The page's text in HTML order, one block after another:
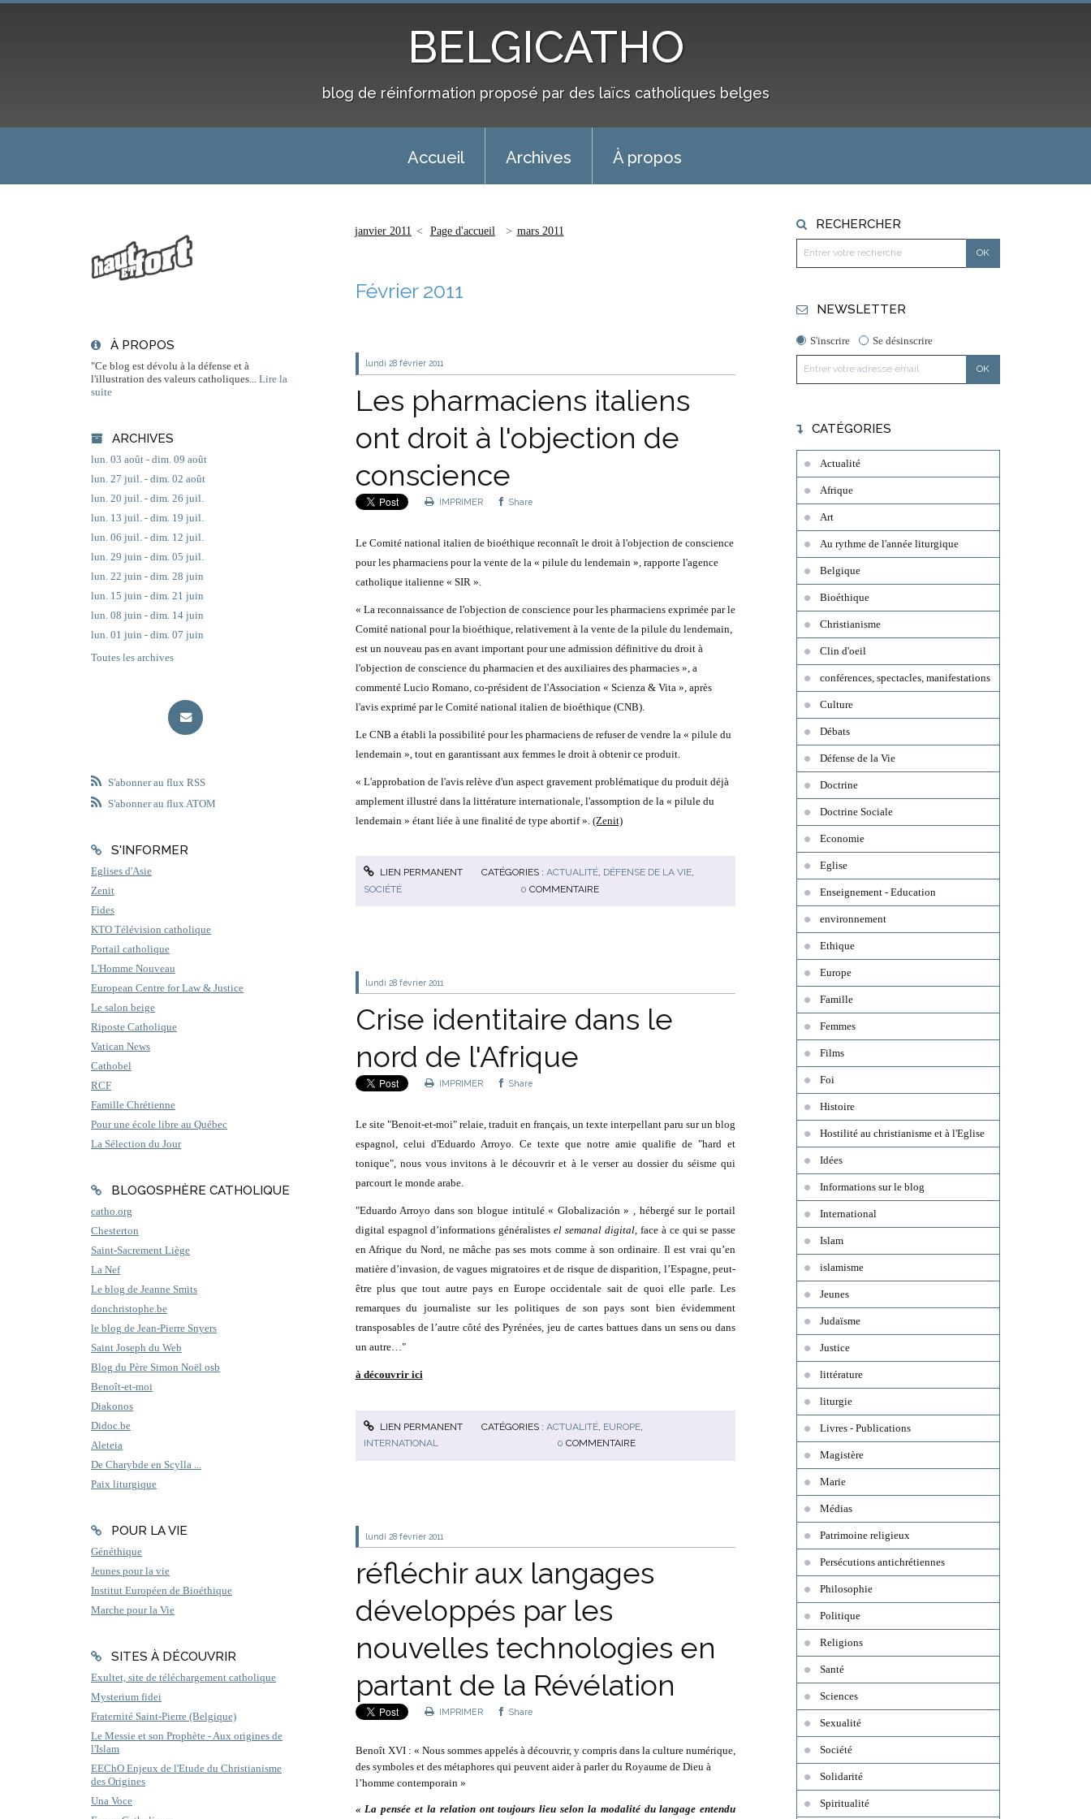
BELGICATHO
blog de réinformation proposé par des laïcs catholiques belges
Accueil Archives À propos
À PROPOS
"Ce blog est dévolu à la défense et à
l'illustration des valeurs catholiques...
Lire la
suite
ARCHIVES
lun. 03 août - dim. 09 août
lun. 27 juil. - dim. 02 août
lun. 20 juil. - dim. 26 juil.
lun. 13 juil. - dim. 19 juil.
lun. 06 juil. - dim. 12 juil.
lun. 29 juin - dim. 05 juil.
lun. 22 juin - dim. 28 juin
lun. 15 juin - dim. 21 juin
lun. 08 juin - dim. 14 juin
lun. 01 juin - dim. 07 juin
Toutes les archives
S'abonner au flux RSS
S'abonner au flux ATOM
S'INFORMER
Eglises d'Asie
Zenit
Fides
KTO Télévision catholique
Portail catholique
L'Homme Nouveau
European Centre for Law & Justice
Le salon beige
Riposte Catholique
Vatican News
Cathobel
RCF
Famille Chrétienne
Pour une école libre au Québec
La Sélection du Jour
BLOGOSPHÈRE CATHOLIQUE
catho.org
Chesterton
Saint-Sacrement Liège
La Nef
Le blog de Jeanne Smits
donchristophe.be
le blog de Jean-Pierre Snyers
Saint Joseph du Web
Blog du Père Simon Noël osb
Benoît-et-moi
Diakonos
Didoc.be
Aleteia
De Charybde en Scylla ...
Paix liturgique
POUR LA VIE
Généthique
Jeunes pour la vie
Institut Européen de Bioéthique
Marche pour la Vie
SITES À DÉCOUVRIR
Exultet, site de téléchargement catholique
Mysterium fidei
Fraternité Saint-Pierre (Belgique)
Le Messie et son Prophète - Aux origines de
l'Islam
EEChO Enjeux de l'Etude du Christianisme
des Origines
Una Voce
janvier 2011 Page d'accueil mars 2011
Février 2011
lundi 28 février 2011
Les pharmaciens italiens
ont droit à l'objection de
conscience
IMPRIMER Share
Le Comité national italien de bioéthique reconnaît le droit à l'objection de conscience
pour les pharmaciens pour la vente de la « pilule du lendemain », rapporte l'agence
catholique italienne « SIR ».
« La reconnaissance de l'objection de conscience pour les pharmaciens exprimée par le
Comité national pour la bioéthique, relativement à la vente de la pilule du lendemain,
est un nouveau pas en avant important pour une admission définitive du droit à
l'objection de conscience du pharmacien et des auxiliaires des pharmacies », a
commenté Lucio Romano, co-président de l'Association « Scienza & Vita », après
l'avis exprimé par le Comité national italien de bioéthique (CNB).
Le CNB a établi la possibilité pour les pharmaciens de refuser de vendre la « pilule du
lendemain », tout en garantissant aux femmes le droit à obtenir ce produit.
« L'approbation de l'avis relève d'un aspect gravement problématique du produit déjà
amplement illustré dans la littérature internationale, l'assomption de la « pilule du
lendemain » étant liée à une finalité de type abortif ». (Zenit)
LIEN PERMANENT CATÉGORIES :ACTUALITÉ, DÉFENSE DE LA VIE,
SOCIÉTÉ
0 COMMENTAIRE
lundi 28 février 2011
Crise identitaire dans le
nord de l'Afrique
IMPRIMER Share
Le site "Benoit-et-moi" relaie, traduit en français, un texte interpellant paru sur un blog
espagnol, celui d'Eduardo Arroyo. Ce texte que notre amie qualifie de "hard et
tonique", nous vous invitons à le découvrir et à le verser au dossier du séisme qui
parcourt le monde arabe.
"Eduardo Arroyo dans son blogue intitulé « Globalización » , hébergé sur le portail
digital espagnol d’informations généralistesel semanal digital, face à ce qui se passe
en Afrique du Nord, ne mâche pas ses mots comme à son ordinaire. Il est vrai qu’en
matière d’invasion, de vagues migratoires et de risque de disparition, l’Espagne, peut-
être plus que tout autre pays en Europe occidentale sait de quoi elle parle. Les
remarques du journaliste sur les politiques de son pays sont bien évidemment
transposables de l’autre côté des Pyrénées, jeu de cartes battues dans un sens ou dans
un autre…"
à découvrir ici
LIEN PERMANENT CATÉGORIES :ACTUALITÉ EUROPE
INTERNATIONAL
0 COMMENTAIRE
lundi 28 février 2011
réfléchir aux langages
développés par les
nouvelles technologies en
partant de la Révélation
IMPRIMER Share
Benoît XVI : « Nous sommes appelés à découvrir, y compris dans la culture numérique,
des symboles et des métaphores qui peuvent aider à parler du Royaume de Dieu à
l’homme contemporain »
« La pensée et la relation ont toujours lieu selon la modalité du langage entendu
RECHERCHER
NEWSLETTER
S'inscrire Se désinscrire
CATÉGORIES
Actualité
Afrique
Art
Au rythme de l'année liturgique
Belgique
Bioéthique
Christianisme
Clin d'oeil
conférences, spectacles, manifestations
Culture
Débats
Défense de la Vie
Doctrine
Doctrine Sociale
Economie
Eglise
Enseignement - Education
environnement
Ethique
Europe
Famille
Femmes
Films
Foi
Histoire
Hostilité au christianisme et à l'Eglise
Idées
Informations sur le blog
International
Islam
islamisme
Jeunes
Judaïsme
Justice
littérature
liturgie
Livres - Publications
Magistère
Marie
Médias
Patrimoine religieux
Persécutions antichrétiennes
Philosophie
Politique
Religions
Santé
Sciences
Sexualité
Société
Solidarité
Spiritualité